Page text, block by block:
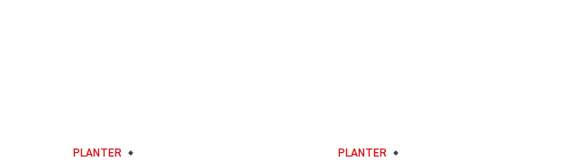
PLANTER PLANTER